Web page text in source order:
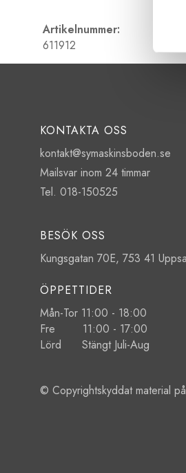
Artikelnummer:
611912
KONTAKTA OSS
kontakt@symaskinsboden.se
Mailsvar inom 24 timmar
Tel. 018-150525
BESÖK OSS
Kungsgatan 70E, 753 41
ÖPPETTIDER
Mån-Tor 11:00 - 18:00
Fre 11:00 - 17:00
Lörd Stängt Juli-Aug
© Copyrightskyddat material